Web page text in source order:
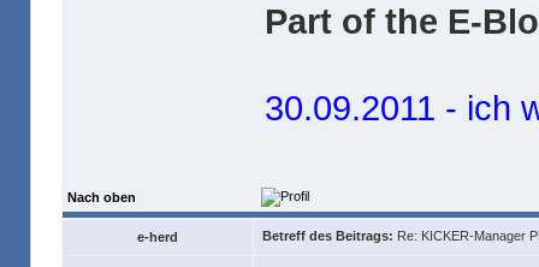
Part of the E-
30.09.2011 - ich
Nach oben
e-herd Betreff des Beitrags: Re: KICKER-Manager